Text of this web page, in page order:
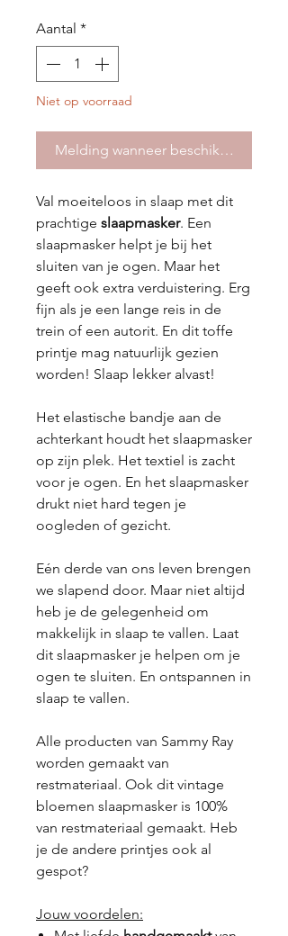
Aantal *
Niet op voorraad
Melding wanneer beschikbaar
Val moeiteloos in slaap met dit
prachtige slaapmasker. Een
slaapmasker helpt je bij het
sluiten van je ogen. Maar het
geeft ook extra verduistering. Erg
fijn als je een lange reis in de
trein of een autorit. En dit toffe
printje mag natuurlijk gezien
worden! Slaap lekker alvast!
Het elastische bandje aan de
achterkant houdt het slaapmasker
op zijn plek. Het textiel is zacht
voor je ogen. En het slaapmasker
drukt niet hard tegen je
oogleden of gezicht.
Eén derde van ons leven brengen
we slapend door. Maar niet altijd
heb je de gelegenheid om
makkelijk in slaap te vallen. Laat
dit slaapmasker je helpen om je
ogen te sluiten. En ontspannen in
slaap te vallen.
Alle producten van Sammy Ray
worden gemaakt van
restmateriaal. Ook dit vintage
bloemen slaapmasker is 100%
van restmateriaal gemaakt. Heb
je de andere printjes ook al
gespot?
Jouw voordelen: